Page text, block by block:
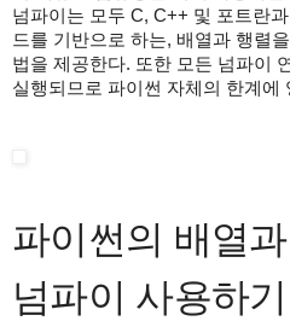
넘파이는 모두 C, C++ 및 포트란
드를 기반으로 하는, 배열과 행렬
법을 제공한다. 또한 모든 넘파이
실행되므로 파이썬 자체의 한계에
파이썬의 배열
넘파이 사용하기